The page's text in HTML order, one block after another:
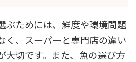
ぶためには、鮮度や環境問題
く、スーパーと専門店の違い
大切です。また、魚の選び方